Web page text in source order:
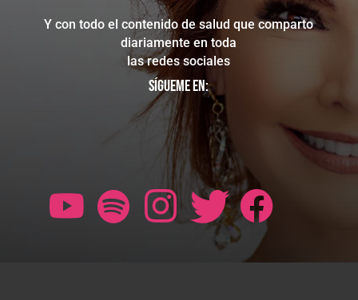
Y con todo el contenido de salud que comparto
diariamente en toda
las redes sociales
Sígueme en: